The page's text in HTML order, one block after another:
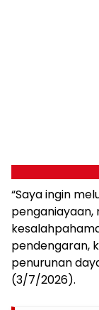
“Saya ingin
penganiayaan,
pendengaran,
penurunan
(3/7/2026).